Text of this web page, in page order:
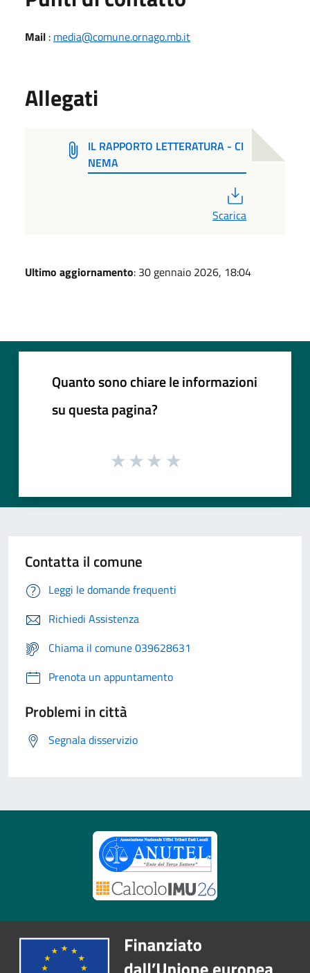
Mail : media@comune.ornago.mb.it
Allegati
IL RAPPORTO LETTERATURA - CI
NEMA
Scarica
Ultimo aggiornamento: 30 gennaio 2026, 18:04
Quanto sono chiare le informazioni
su questa pagina?
Contatta il comune
Leggi le domande frequenti
Richiedi Assistenza
Chiama il comune 039628631
Prenota un appuntamento
Problemi in città
Segnala disservizio